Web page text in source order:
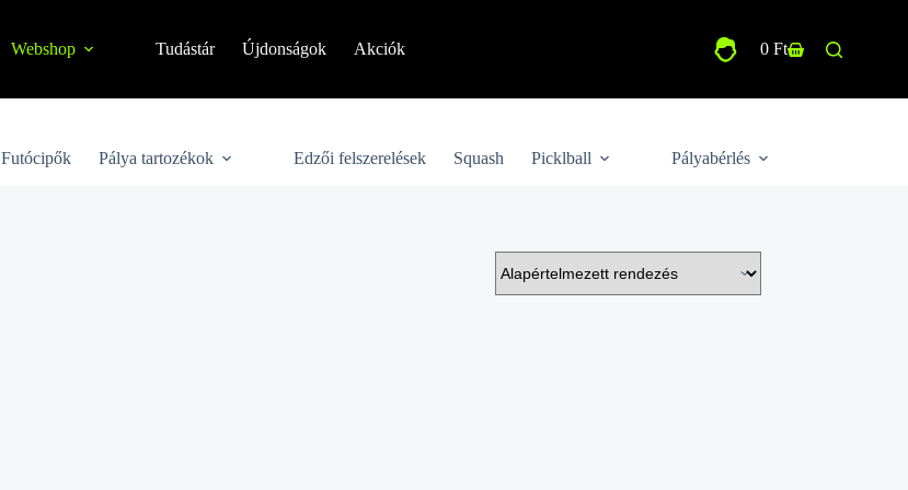
Webshop Tudástár Újdonságok Akciók
Shopping
0 Ft
Futócipők Pálya tartozékok Edzői felszerelések Squash Picklball Pályabérlés